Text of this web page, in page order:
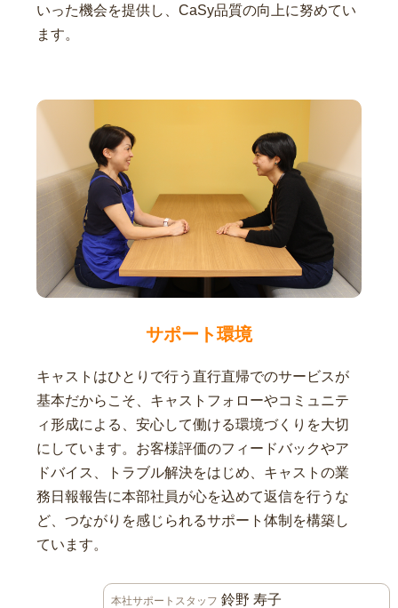
いった機会を提供し、CaSy品質の向上に努めてい
ます。
サポート環境
キャストはひとりで行う直行直帰でのサービスが
基本だからこそ、キャストフォローやコミュニテ
ィ形成による、安心して働ける環境づくりを大切
にしています。お客様評価のフィードバックやア
ドバイス、トラブル解決をはじめ、キャストの業
務日報報告に本部社員が心を込めて返信を行うな
ど、つながりを感じられるサポート体制を構築し
ています。
本社サポートスタッフ 鈴野 寿子